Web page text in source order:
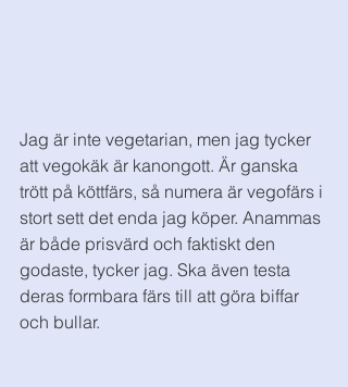
Jag är inte vegetarian, men jag tycker
att vegokäk är kanongott. Är ganska
trött på köttfärs, så numera är vegofärs i
stort sett det enda jag köper. Anammas
är både prisvärd och faktiskt den
godaste, tycker jag. Ska även testa
deras formbara färs till att göra biffar
och bullar.